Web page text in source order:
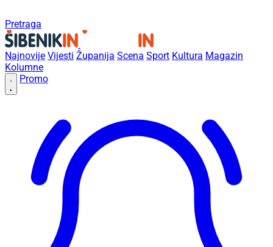
Pretraga
Najnovije Vijesti Županija Scena Sport Kultura Magazin
Kolumne
Promo